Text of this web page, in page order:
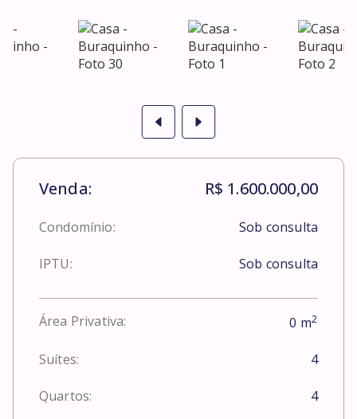
Venda: R$ 1.600.000,00
Condomínio: Sob consulta
IPTU: Sob consulta
Área Privativa: 0 m2
Suítes: 4
Quartos: 4